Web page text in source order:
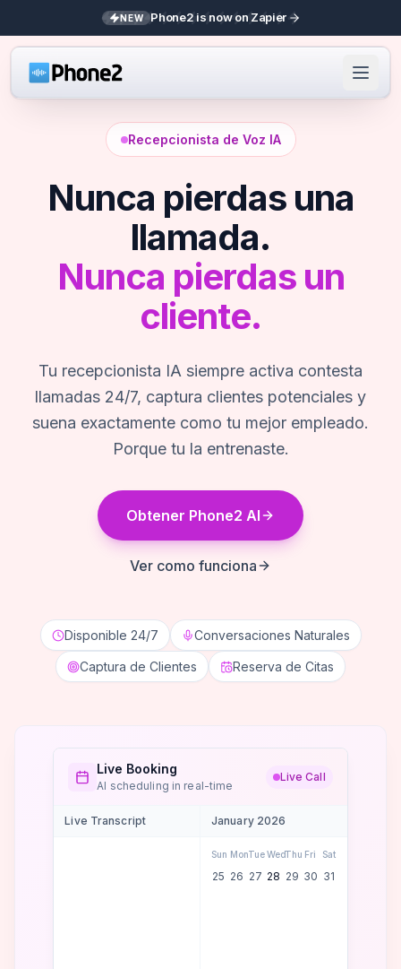
NEW Phone2 is now on Zapier
Recepcionista de Voz IA
Nunca pierdas una
llamada.
Nunca pierdas un
cliente.
Tu recepcionista IA siempre activa contesta
llamadas 24/7, captura clientes potenciales y
suena exactamente como tu mejor empleado.
Porque tu la entrenaste.
Obtener Phone2 AI
Ver como funciona
Disponible 24/7 Conversaciones Naturales
Captura de Clientes Reserva de Citas
Live Booking
AI scheduling in real-time
Live Call
Live Transcript January 2026
Sun MonTueWedThu Fri Sat
25 26 27 28 29 30 31